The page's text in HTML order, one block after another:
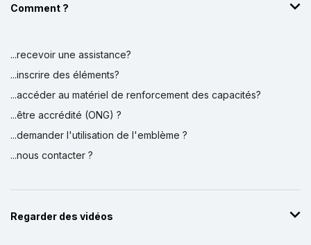
Comment ?
...recevoir une assistance?
...inscrire des éléments?
...accéder au matériel de renforcement des capacités?
...être accrédité (ONG) ?
...demander l'utilisation de l'emblème ?
...nous contacter ?
Regarder des vidéos